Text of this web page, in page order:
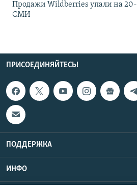
Продажи Wildberries упали на 20-
СМИ
ПРИСОЕДИНЯЙТЕСЬ!
ПОДДЕРЖКА
ИНФО